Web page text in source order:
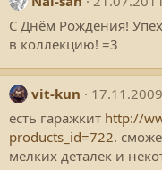
С Днём Рождения!
в коллекцию! =3
vit-kun
17.11.2009
есть гаражкит http://
products_id=722.
мелких деталек и